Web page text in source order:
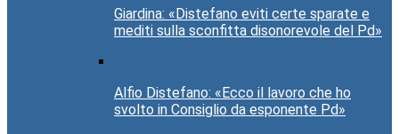
Giardina: «Distefano eviti certe sparate e
mediti sulla sconfitta disonorevole del Pd»
Alfio Distefano: «Ecco il lavoro che ho
svolto in Consiglio da esponente Pd»